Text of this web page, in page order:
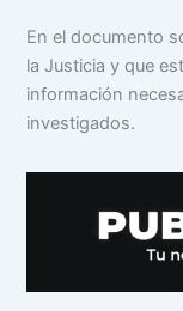
En el documento
la Justicia y que
información
investigados.